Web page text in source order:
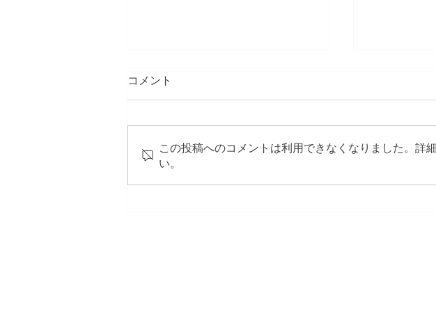
Enola Holmes 3 配信開始のお
テレビ東
コメント
この投稿へのコメントは利用できなくなりました。詳
い。